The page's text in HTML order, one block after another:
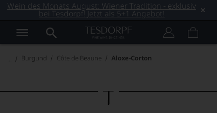
Wein des Monats August: Wiener Tradition - exklusiv
bei Tesdorpf! Jetzt als 5+1 Angebot!
Burgund Côte de Beaune Aloxe-Corton